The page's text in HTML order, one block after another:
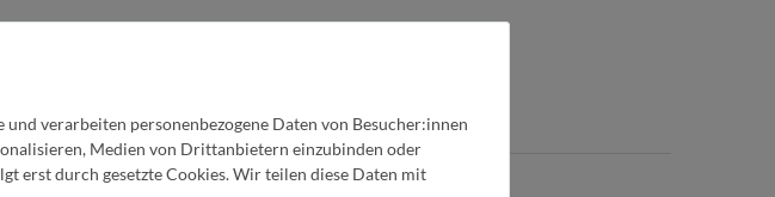
verarbeiten personenbezogene Daten von Besucher:innen
Medien von Drittanbietern einzubinden oder
erst durch gesetzte Cookies. Wir teilen diese Daten mit